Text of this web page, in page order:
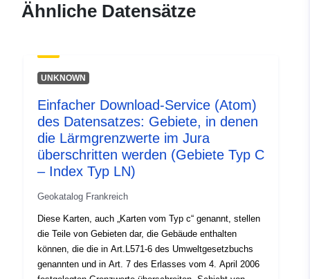
4adc-4c37-b12d-
4c45-aab0-756339b6dce9
Typ:
Ressource:
http://inspire.ec.europa.eu/
codelist/ResourceType/services
Ähnliche Datensätze
UNKNOWN
Einfacher Download-Service (Atom)
des Datensatzes: Gebiete, in denen
die Lärmgrenzwerte im Jura
überschritten werden (Gebiete Typ C
– Index Typ LN)
Geokatalog Frankreich
Diese Karten, auch „Karten vom Typ c“ genannt, stellen
die Teile von Gebieten dar, die Gebäude enthalten
können, die die in Art.L571-6 des Umweltgesetzbuchs
genannten und in Art. 7 des Erlasses vom 4. April 2006